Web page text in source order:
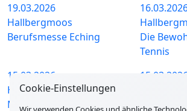
19.03.2026
Hallbergmoos
Berufsmesse Eching
Die
Tennis
15.03.2026
Hallbergmoos
Moosbühne
15.03.2026
Cookie-Einstellungen